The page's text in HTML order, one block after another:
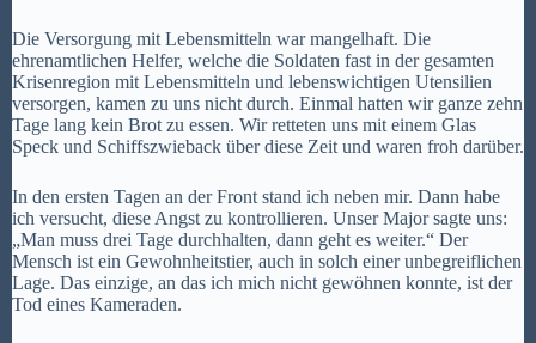
Die Versorgung mit Lebensmitteln war mangelhaft. Die
ehrenamtlichen Helfer, welche die Soldaten fast in der gesamten
Krisenregion mit Lebensmitteln und lebenswichtigen Utensilien
versorgen, kamen zu uns nicht durch. Einmal hatten wir ganze zehn
Tage lang kein Brot zu essen. Wir retteten uns mit einem Glas
Speck und Schiffszwieback über diese Zeit und waren froh darüber.
In den ersten Tagen an der Front stand ich neben mir. Dann habe
ich versucht, diese Angst zu kontrollieren. Unser Major sagte uns:
„Man muss drei Tage durchhalten, dann geht es weiter.“ Der
Mensch ist ein Gewohnheitstier, auch in solch einer unbegreiflichen
Lage. Das einzige, an das ich mich nicht gewöhnen konnte, ist der
Tod eines Kameraden.